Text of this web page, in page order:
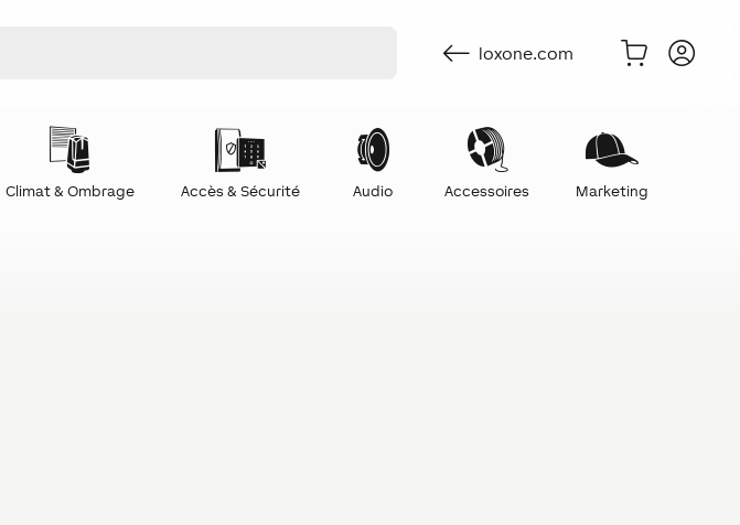
loxone.com
Climat & Ombrage Accès & Sécurité Audio Accessoires Marketing